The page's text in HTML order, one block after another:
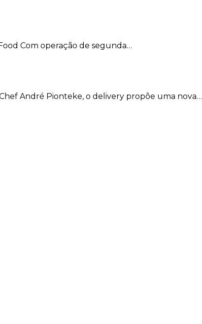
Com operação de segunda…
André Pionteke, o delivery propõe uma nova…